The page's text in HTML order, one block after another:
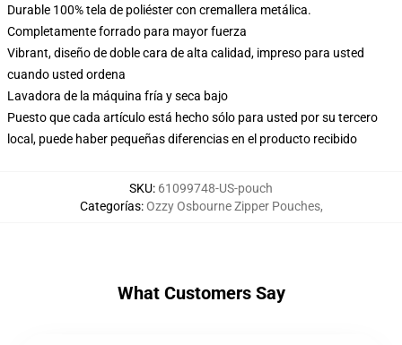
Durable 100% tela de poliéster con cremallera metálica.
Completamente forrado para mayor fuerza
Vibrant, diseño de doble cara de alta calidad, impreso para usted
cuando usted ordena
Lavadora de la máquina fría y seca bajo
Puesto que cada artículo está hecho sólo para usted por su tercero
local, puede haber pequeñas diferencias en el producto recibido
SKU: 61099748-US-pouch
Categorías:Ozzy Osbourne Zipper Pouches,
What Customers Say